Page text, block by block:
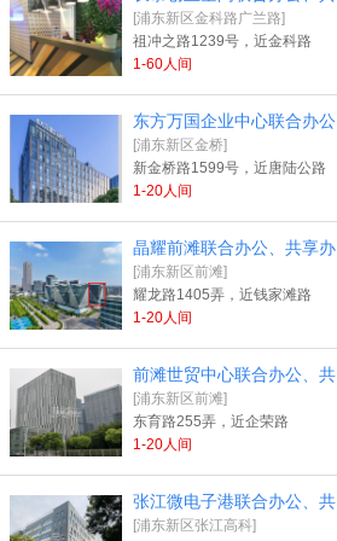
[浦东新区金科路广兰路]
祖冲之路1239号，近金科路
1-60人间
东方万国企业中心联合办公
[浦东新区金桥]
新金桥路1599号，近唐陆公路
1-20人间
晶耀前滩联合办公、共享办
[浦东新区前滩]
耀龙路1405弄，近钱家滩路
1-20人间
前滩世贸中心联合办公、共
[浦东新区前滩]
东育路255弄，近企荣路
1-20人间
张江微电子港联合办公、共
[浦东新区张江高科]